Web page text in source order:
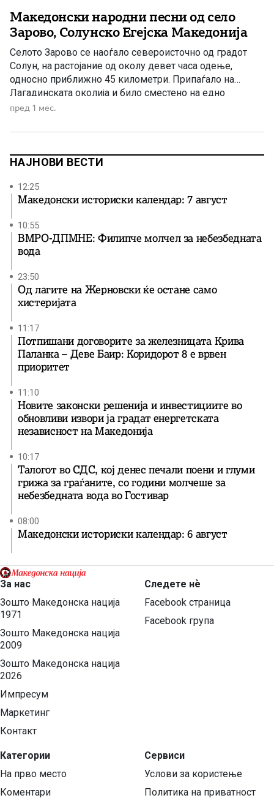
Македонски народни песни од село
Зарово, Солунско Егејска Македонија
Селото Зарово се наоѓало североисточно од градот
Солун, на растојание од околу девет часа одење,
односно приближно 45 километри. Припаѓало на
Лагадинската околија и било сместено на едно
извишување на Карадаг, односно Круша Планина. Се
Берово и со реката Богдана. Богатата народна
пред 1 мес.
НАЈНОВИ ВЕСТИ
12:25
Македонски историски календар: 7 август
10:55
ВМРО-ДПМНЕ: Филипче молчел за небезбедната
вода
23:50
Од лагите на Жерновски ќе остане само
хистеријата
11:17
Потпишани договорите за железницата Крива
Паланка – Деве Баир: Коридорот 8 е врвен
приоритет
11:10
Новите законски решенија и инвестициите во
обновливи извори ја градат енергетската
независност на Македонија
10:17
Талогот во СДС, кој денес печали поени и глуми
грижа за граѓаните, со години молчеше за
небезбедната вода во Гостивар
08:00
Македонски историски календар: 6 август
За нас
Зошто Македонска нација
1971
Зошто Македонска нација
2009
Зошто Македонска нација
2026
Импресум
Маркетинг
Контакт
Категории
На прво место
Коментари
Следете нѐ
Facebook страница
Facebook група
Сервиси
Услови за користење
Политика на приватност